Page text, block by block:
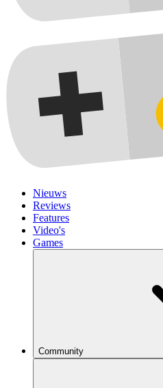
Nieuws
Reviews
Features
Video's
Games
Community